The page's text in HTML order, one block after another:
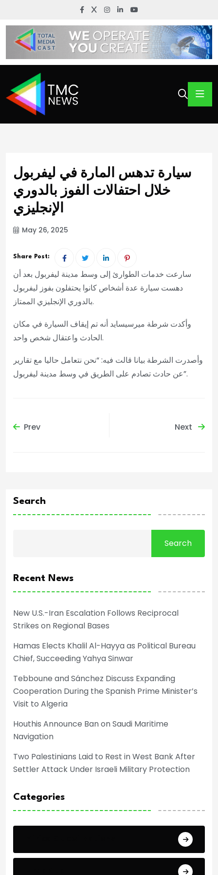
سيارة تدهس المارة في ليفربول
خلال احتفالات الفوز بالدوري
الإنجليزي
May 26, 2025
Share Post:
سارعت خدمات الطوارئ إلى وسط مدينة ليفربول بعد أن
دهست سيارة عدة أشخاص كانوا يحتفلون بفوز ليفربول
بالدوري الإنجليزي الممتاز.
وأكدت شرطة ميرسيسايد أنه تم إيقاف السيارة في مكان
الحادث واعتقال شخص واحد.
وأصدرت الشرطة بيانا قالت فيه: “نحن نتعامل حاليا مع تقارير
عن حادث تصادم على الطريق في وسط مدينة ليفربول”.
Prev Next
Search
Search
Recent News
New U.S.-Iran Escalation Follows Reciprocal
Strikes on Regional Bases
Hamas Elects Khalil Al-Hayya as Political Bureau
Chief, Succeeding Yahya Sinwar
Tebboune and Sánchez Discuss Expanding
Cooperation During the Spanish Prime Minister’s
Visit to Algeria
Houthis Announce Ban on Saudi Maritime
Navigation
Two Palestinians Laid to Rest in West Bank After
Settler Attack Under Israeli Military Protection
Categories